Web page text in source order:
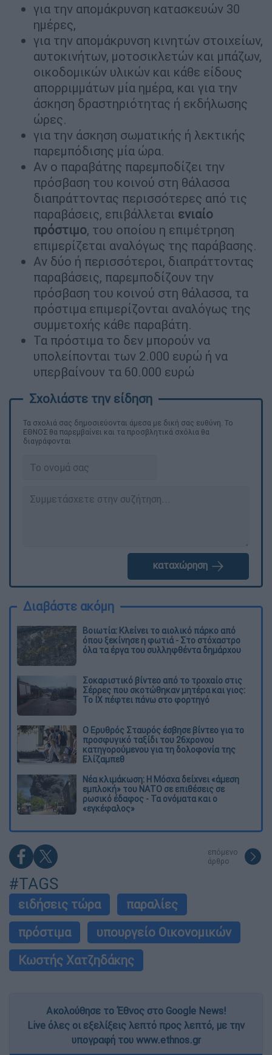
για την απομάκρυνση κατασκευών 30
ημέρες,
για την απομάκρυνση κινητών στοιχείων,
αυτοκινήτων, μοτοσικλετών και μπάζων,
οικοδομικών υλικών και κάθε είδους
απορριμμάτων μία ημέρα, και για την
άσκηση δραστηριότητας ή εκδήλωσης
ώρες.
για την άσκηση σωματικής ή λεκτικής
παρεμπόδισης μία ώρα.
Αν ο παραβάτης παρεμποδίζει την
πρόσβαση του κοινού στη θάλασσα
διαπράττοντας περισσότερες από τις
παραβάσεις, επιβάλλεται ενιαίο
πρόστιμο, του οποίου η επιμέτρηση
επιμερίζεται αναλόγως της παράβασης.
Αν δύο ή περισσότεροι, διαπράττοντας
παραβάσεις, παρεμποδίζουν την
πρόσβαση του κοινού στη θάλασσα, τα
πρόστιμα επιμερίζονται αναλόγως της
συμμετοχής κάθε παραβάτη.
Τα πρόστιμα το δεν μπορούν να
υπολείπονται των 2.000 ευρώ ή να
υπερβαίνουν τα 60.000 ευρώ
Τα σχολιά σας δημοσιεύονται άμεσα με δική σας ευθύνη. Το
ΕΘΝΟΣ θα παρεμβαίνει και τα προσβλητικά σχόλια θα
διαγράφονται
καταχώρηση
Διαβάστε ακόμη
Βοιωτία: Κλείνει το αιολικό πάρκο από
όπου ξεκίνησε η φωτιά - Στο στόχαστρο
όλα τα έργα του συλληφθέντα δημάρχου
Σοκαριστικό βίντεο από το τροχαίο στις
Σέρρες που σκοτώθηκαν μητέρα και γιος:
Το ΙΧ πέφτει πάνω στο φορτηγό
Ο Ερυθρός Σταυρός έσβησε βίντεο για το
προσφυγικό ταξίδι του 26χρονου
κατηγορούμενου για τη δολοφονία της
Ελίζαμπεθ
Νέα κλιμάκωση: Η Μόσχα δείχνει «άμεση
εμπλοκή» του ΝΑΤΟ σε επιθέσεις σε
ρωσικό έδαφος - Τα ονόματα και ο
«εγκέφαλος»
επόμενο
άρθρο
#TAGS
ειδήσεις τώρα
παραλίες
πρόστιμα
υπουργείο Οικονομικών
Κωστής Χατζηδάκης
Ακολούθησε το Έθνος στο Google News!
Live όλες οι εξελίξεις λεπτό προς λεπτό, με την
υπογραφή του www.ethnos.gr